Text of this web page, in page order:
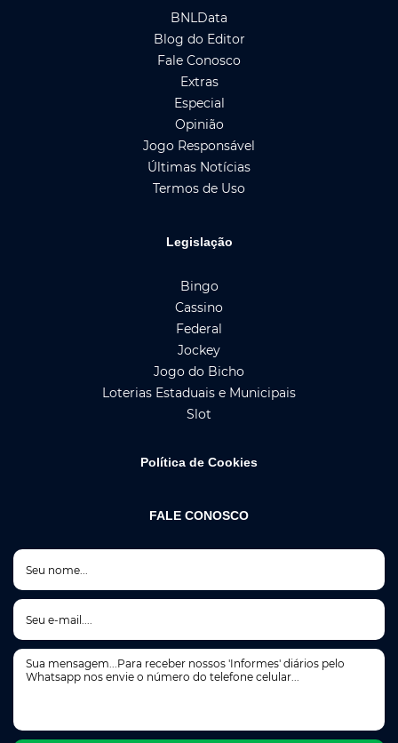
BNLData
Blog do Editor
Fale Conosco
Extras
Especial
Opinião
Jogo Responsável
Últimas Notícias
Termos de Uso
Legislação
Bingo
Cassino
Federal
Jockey
Jogo do Bicho
Loterias Estaduais e Municipais
Slot
Política de Cookies
FALE CONOSCO